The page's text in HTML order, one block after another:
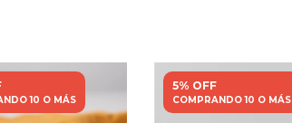
10 O MÁS
5% OFF
COMPRANDO 10 O MÁS